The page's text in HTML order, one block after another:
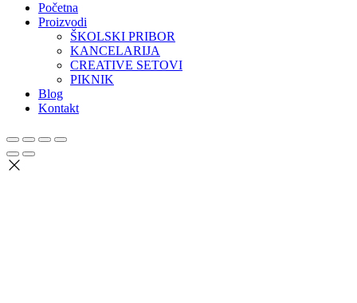
Početna
Proizvodi
ŠKOLSKI PRIBOR
KANCELARIJA
CREATIVE SETOVI
PIKNIK
Blog
Kontakt